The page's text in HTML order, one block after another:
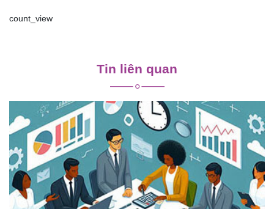
count_view
viết
Tin liên quan